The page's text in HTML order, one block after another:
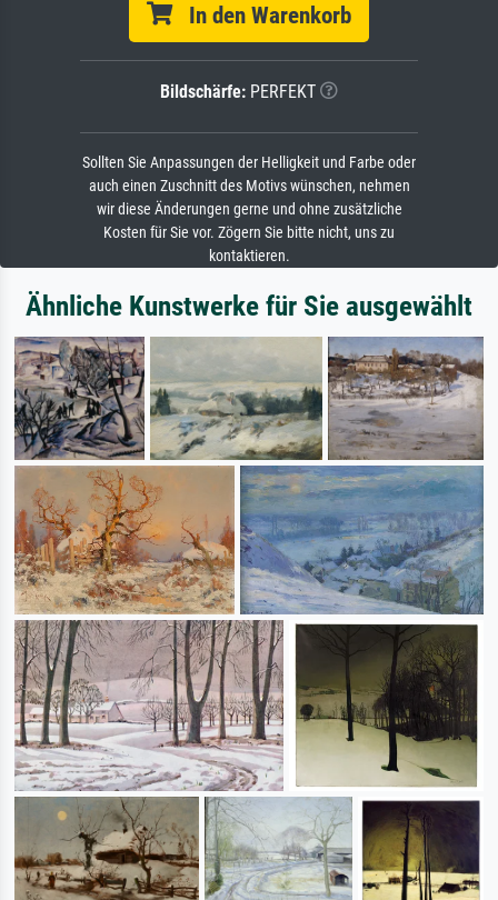
In den Warenkorb
Bildschärfe: PERFEKT
Sollten Sie Anpassungen der Helligkeit und Farbe oder
auch einen Zuschnitt des Motivs wünschen, nehmen
wir diese Änderungen gerne und ohne zusätzliche
Kosten für Sie vor. Zögern Sie bitte nicht, uns zu
kontaktieren.
Ähnliche Kunstwerke für Sie ausgewählt